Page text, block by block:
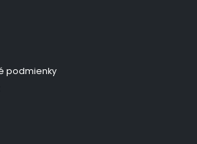
podmienky